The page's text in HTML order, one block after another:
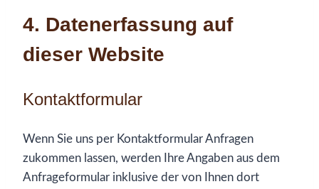
4. Datenerfassung auf
dieser Website
Kontaktformular
Wenn Sie uns per Kontaktformular Anfragen
zukommen lassen, werden Ihre Angaben aus dem
Anfrageformular inklusive der von Ihnen dort